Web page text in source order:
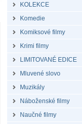
KOLEKCE
Komedie
Komiksové filmy
Krimi filmy
LIMITOVANÉ EDICE
Mluvené slovo
Muzikály
Náboženské filmy
Naučné filmy